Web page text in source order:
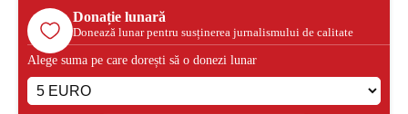
Donație lunară
Donează lunar pentru susținerea jurnalismului de calitate
Alege suma pe care dorești să o donezi lunar